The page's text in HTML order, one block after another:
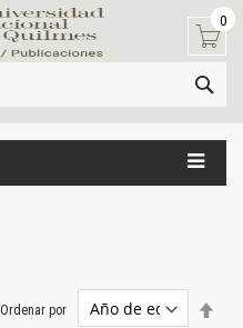
0
Ordenar por